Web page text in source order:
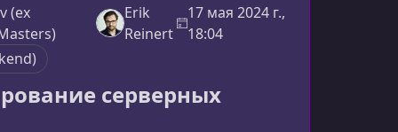
изучите в рамках курсаПрограмма
целостное понимание всего
web‑приложений: от
(ex
Erik
Reinert
17 мая 2024 г.,
18:04
серверных